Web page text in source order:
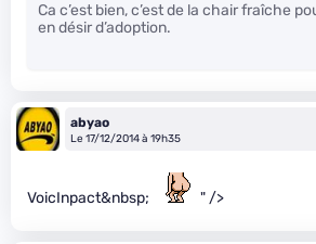
Ca c’est bien, c’est de la chair fraîche
en désir d’adoption.
abyao
Le 17/12/2014 à 19h35
VoicInpact&nbsp; " />